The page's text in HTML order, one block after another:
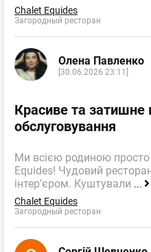
Chalet Equides
Загородный ресторан
Олена Павленко
[30.06.2026 23:11]
Красиве та затишне
обслуговування
Ми всією родиною просто
Equides! Чудовий
інтер'єром. Куштували ...
Chalet Equides
Загородный ресторан